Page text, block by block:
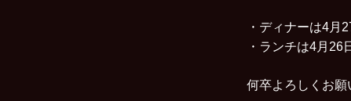
・ディナーは4月
・ランチは4月26
何卒よろしくお